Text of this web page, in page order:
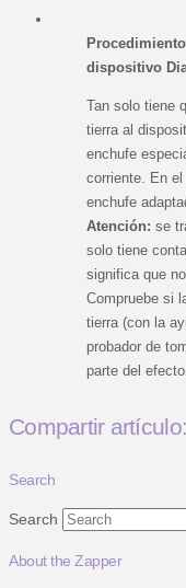
dispositivo
Tan solo tiene
tierra al
enchufe
corriente. En
enchufe
Atención: se
solo tiene
significa que
Compruebe si
tierra (con la
probador de
parte del efecto.
Compartir artículo:
Search
Search
About the Zapper